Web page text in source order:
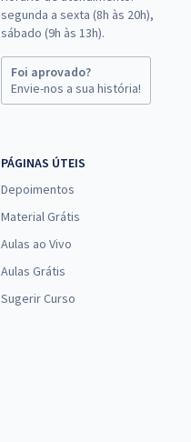
segunda a sexta (8h às 20h),
sábado (9h às 13h).
Foi aprovado?
Envie-nos a sua história!
PÁGINAS ÚTEIS
Depoimentos
Material Grátis
Aulas ao Vivo
Aulas Grátis
Sugerir Curso